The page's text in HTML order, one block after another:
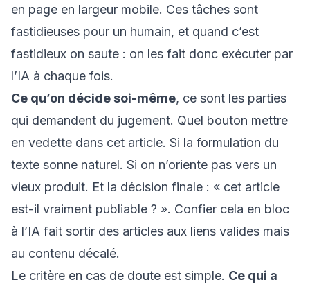
en page en largeur mobile. Ces tâches sont
fastidieuses pour un humain, et quand c’est
fastidieux on saute : on les fait donc exécuter par
l’IA à chaque fois.
Ce qu’on décide soi-même, ce sont les parties
qui demandent du jugement. Quel bouton mettre
en vedette dans cet article. Si la formulation du
texte sonne naturel. Si on n’oriente pas vers un
vieux produit. Et la décision finale : « cet article
est-il vraiment publiable ? ». Confier cela en bloc
à l’IA fait sortir des articles aux liens valides mais
au contenu décalé.
Le critère en cas de doute est simple. Ce qui a